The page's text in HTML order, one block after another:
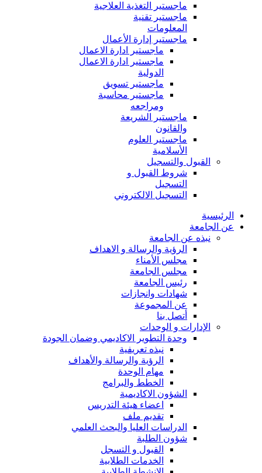
ماجستير التغذية العلاجية
ماجستير تقنية
المعلومات
ماجستير إدارة الأعمال
ماجستير ادارة الاعمال
ماجستير ادارة الاعمال
الدولية
ماجستير تسويق
ماجستير محاسبة
ومراجعه
ماجستير الشريعة
والقانون
ماجستير العلوم
الأسلامية
القبول والتسجيل
شروط القبول و
التسجيل
التسجيل الالكتروني
الرئيسية
عن الجامعة
نبذه عن الجامعة
الرؤية والرسالة و الاهداف
مجلس الأمناء
مجلس الجامعة
رئيس الجامعة
شهادات وانجازات
عن المجموعة
أتصل بنا
الإدارات و الوحدات
وحدة التطوير الاكاديمي وضمان الجودة
نبذه تعريفية
الرؤية والرسالة والأهداف
مهام الوحدة
الخطط والبرامج
الشؤون الاكاديمية
اعضاء هيئة التدريس
تقديم ملف
الدراسات العليا والبحث العلمي
شؤون الطلبة
القبول و التسجل
الخدمات الطلابية